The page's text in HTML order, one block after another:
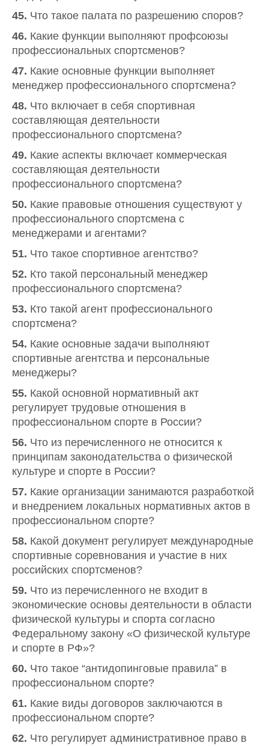
45. Что такое палата по разрешению споров?
46. Какие функции выполняют профсоюзы
профессиональных спортсменов?
47. Какие основные функции выполняет
менеджер профессионального спортсмена?
48. Что включает в себя спортивная
составляющая деятельности
профессионального спортсмена?
49. Какие аспекты включает коммерческая
составляющая деятельности
профессионального спортсмена?
50. Какие правовые отношения существуют у
профессионального спортсмена с
менеджерами и агентами?
51. Что такое спортивное агентство?
52. Кто такой персональный менеджер
профессионального спортсмена?
53. Кто такой агент профессионального
спортсмена?
54. Какие основные задачи выполняют
спортивные агентства и персональные
менеджеры?
55. Какой основной нормативный акт
регулирует трудовые отношения в
профессиональном спорте в России?
56. Что из перечисленного не относится к
принципам законодательства о физической
культуре и спорте в России?
57. Какие организации занимаются разработкой
и внедрением локальных нормативных актов в
профессиональном спорте?
58. Какой документ регулирует международные
спортивные соревнования и участие в них
российских спортсменов?
59. Что из перечисленного не входит в
экономические основы деятельности в области
физической культуры и спорта согласно
Федеральному закону «О физической культуре
и спорте в РФ»?
60. Что такое “антидопинговые правила” в
профессиональном спорте?
61. Какие виды договоров заключаются в
профессиональном спорте?
62. Что регулирует административное право в